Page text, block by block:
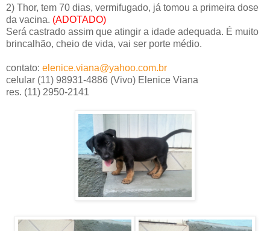
2) Thor, tem 70 dias, vermifugado, já tomou a primeira dose
da vacina. (ADOTADO)
Será castrado assim que atingir a idade adequada. É muito
brincalhão, cheio de vida, vai ser porte médio.
contato: elenice.viana@yahoo.com.br
celular (11) 98931-4886 (Vivo) Elenice Viana
res. (11) 2950-2141